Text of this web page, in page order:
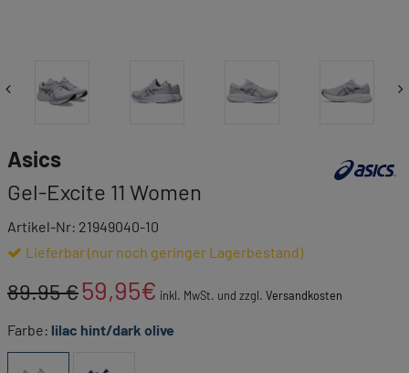
Asics
Gel-Excite 11 Women
Artikel-Nr: 21949040-10
Lieferbar (nur noch geringer Lagerbestand)
89.95 €59,95€ inkl. MwSt. und zzgl. Versandkosten
Farbe: lilac hint/dark olive